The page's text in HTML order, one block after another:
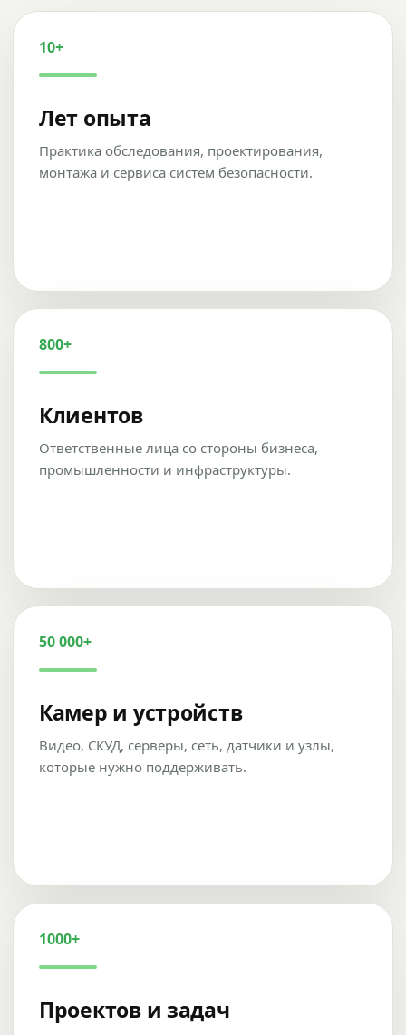
10+
Лет опыта
Практика обследования, проектирования,
монтажа и сервиса систем безопасности.
800+
Клиентов
Ответственные лица со стороны бизнеса,
промышленности и инфраструктуры.
50 000+
Камер и устройств
Видео, СКУД, серверы, сеть, датчики и узлы,
которые нужно поддерживать.
1000+
Проектов и задач